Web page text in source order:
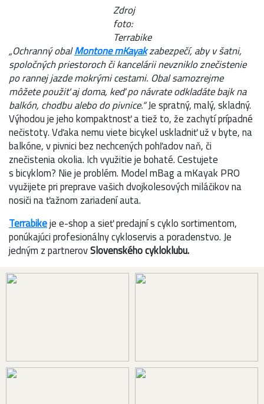
Zdroj
foto:
Terrabike
„Ochranný obalMontone mKayakzabezpečí, aby v šatni,
spoločných priestoroch či kancelárii nevzniklo znečistenie
po rannej jazde mokrými cestami. Obal samozrejme
môžete použiť aj doma, keď po návrate odkladáte bajk na
balkón, chodbu alebo do pivnice.“Je spratný, malý, skladný.
Výhodou je jeho kompaktnosť a tiež to, že zachytí prípadné
nečistoty. Vďaka nemu viete bicykel uskladniť už v byte, na
balkóne, v pivnici bez nechcených pohľadov naň, či
znečistenia okolia. Ich využitie je bohaté. Cestujete
s bicyklom? Nie je problém. Model mBag a mKayak PRO
využijete pri preprave vašich dvojkolesových miláčikov na
nosiči na ťažnom zariadení auta.
Terrabikeje e-shop a sieť predajní s cyklo sortimentom,
ponúkajúci profesionálny cykloservis a poradenstvo. Je
jedným z partnerovSlovenského cykloklubu.